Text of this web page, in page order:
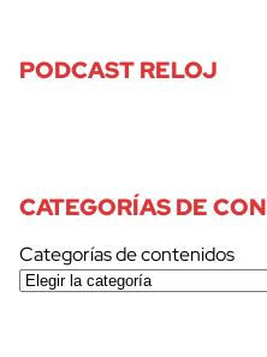
PODCAST RELOJ
CATEGORÍAS DE
Categorías de contenidos